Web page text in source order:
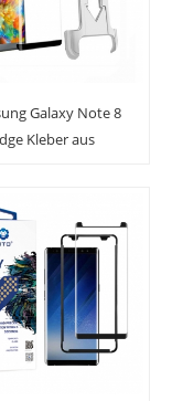
Galaxy Note 8
Kleber aus